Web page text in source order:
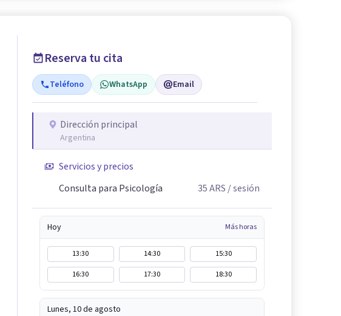
Reserva tu cita
Teléfono WhatsApp Email
Dirección principal
Argentina
Servicios y precios
Consulta para Psicología
35ARS / sesión
Hoy Más horas
13:30 14:30
15:30
16:30
17:30 18:30
Lunes, 10 de agosto